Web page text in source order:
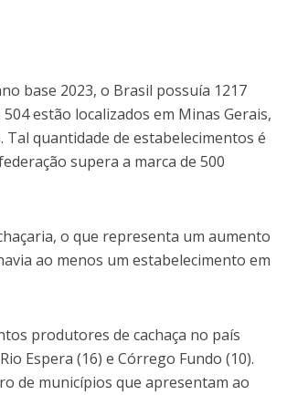
base 2023, o Brasil possuía 1217
estão localizados em Minas Gerais,
quantidade de estabelecimentos é
supera a marca de 500
o que representa um aumento
ao menos um estabelecimento em
produtores de cachaça no país
Espera (16) e Córrego Fundo (10).
de municípios que apresentam ao